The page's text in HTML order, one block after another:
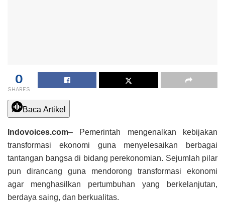
0
SHARES
Baca Artikel
Indovoices.com– Pemerintah mengenalkan kebijakan
transformasi ekonomi guna menyelesaikan berbagai
tantangan bangsa di bidang perekonomian. Sejumlah pilar
pun dirancang guna mendorong transformasi ekonomi
agar menghasilkan pertumbuhan yang berkelanjutan,
berdaya saing, dan berkualitas.